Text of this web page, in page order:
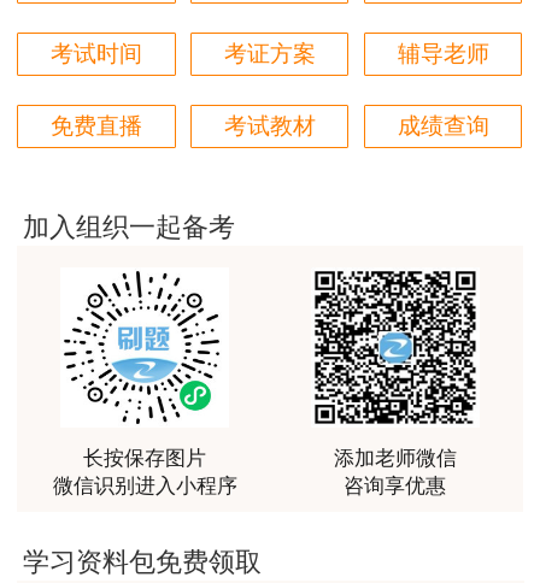
报全科性价比很高，适合学习时间充足的学员，达江
篇，感谢老师的细心讲解让我能通过这两门考试。
考试时间 考证方案 辅导老师
免费直播 考试教材 成绩查询
加入组织一起备考
长按保存图片
微信识别进入小程序
添加老师微信
咨询享优惠
学习资料包免费领取